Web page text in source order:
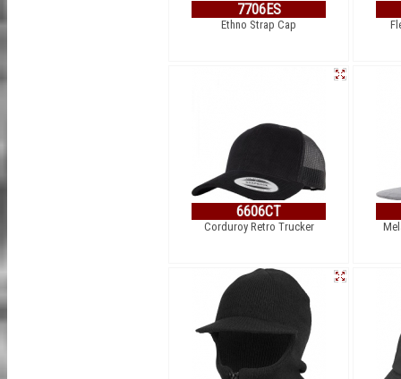
7706ES
Ethno Strap Cap
6606CT
Corduroy Retro Trucker